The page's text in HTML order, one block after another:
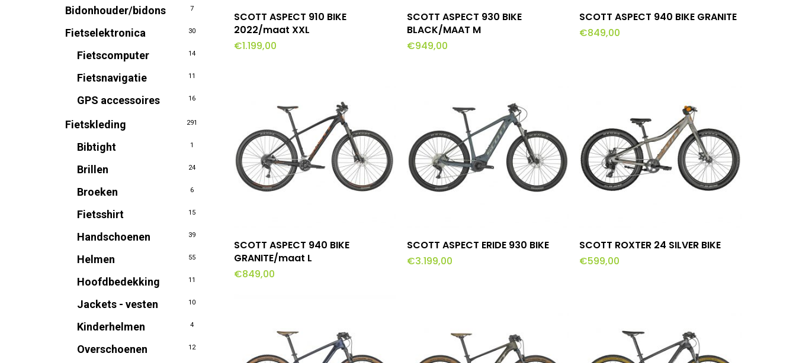
Bidonhouder/bidons 7
Fietselektronica 30
Fietscomputer 14
Fietsnavigatie 11
GPS accessoires 16
Fietskleding 291
Bibtight 1
Brillen 24
Broeken 6
Fietsshirt 15
Handschoenen 39
Helmen 55
Hoofdbedekking 11
Jackets - vesten 10
Kinderhelmen 4
Overschoenen 12
Toevoegen Aan Winkelwagen
SCOTT ASPECT 910 BIKE
2022/maat XXL
€1.199,00
Toevoegen Aan Winkelwagen
SCOTT ASPECT 930 BIKE
BLACK/MAAT M
€949,00
Opties Selecteren
product
kan
gekozen
worden
SCOTT ASPECT 940 BIKE GRANITE
€849,00
Toevoegen Aan Winkelwagen
SCOTT ASPECT 940 BIKE
GRANITE/maat L
€849,00
Opties Selecteren
product
SCOTT ASPECT ERIDE 930 BIKE
€3.199,00
Toevoegen Aan Winkelwagen
SCOTT ROXTER 24 SILVER BIKE
€599,00